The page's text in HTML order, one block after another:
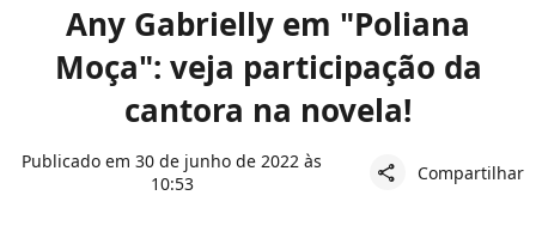
Any Gabrielly em "Poliana
Moça": veja participação da
cantora na novela!
Publicado em 30 de junho de 2022 às
10:53
share Compartilhar